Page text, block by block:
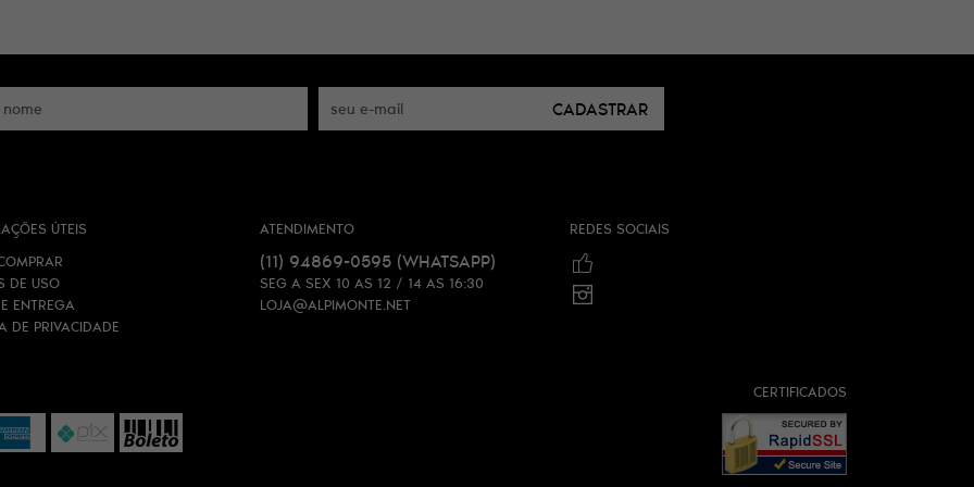
CADASTRAR
ÚTEIS
DE USO
ENTREGA
DE PRIVACIDADE
ATENDIMENTO
(11) 94869-0595 (WHATSAPP)
SEG A SEX 10 AS 12 / 14 AS 16:30
LOJA@ALPIMONTE.NET
REDES SOCIAIS
CERTIFICADOS